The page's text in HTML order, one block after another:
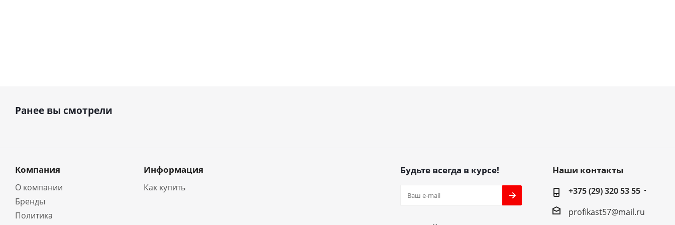
Ранее вы смотрели
Компания
О компании
Бренды
Политика
Информация
Как купить
Будьте всегда в курсе! Наши контакты
+375 (29) 320 53 55
profikast57@mail.ru